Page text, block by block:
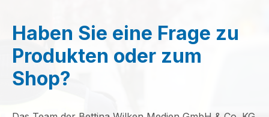
Haben Sie eine Frage zu
Produkten oder zum
Shop?